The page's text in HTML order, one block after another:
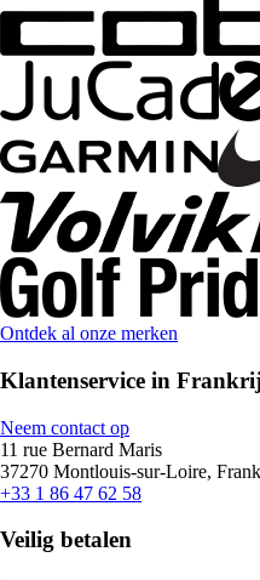
Ontdek al onze merken
Klantenservice in
Neem contact op
11 rue Bernard Maris
37270 Montlouis-sur-Loire,
+33 1 86 47 62 58
Veilig betalen